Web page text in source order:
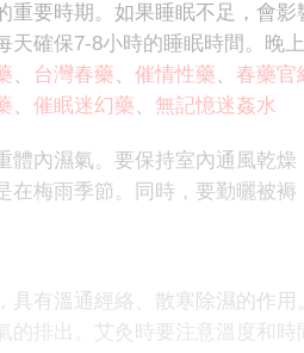
要時期。如果睡眠不足，會影
確保7-8小時的睡眠時間。晚
、 台灣春藥、 催情性藥、 春藥官
、 催眠迷幻藥、 無記憶迷姦水
內濕氣。要保持室內通風乾燥
梅雨季節。同時，要勤曬被褥
溫通經絡、散寒除濕的作用
排出。艾灸時要注意溫度和時